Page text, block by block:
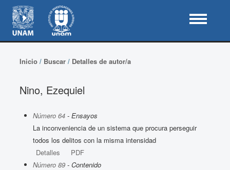
Inicio/ Buscar/ Detalles de autor/a
Nino, Ezequiel
Número 64- Ensayos
La inconveniencia de un sistema que procura perseguir
todos los delitos con la misma intensidad
Detalles
PDF
Número 89- Contenido